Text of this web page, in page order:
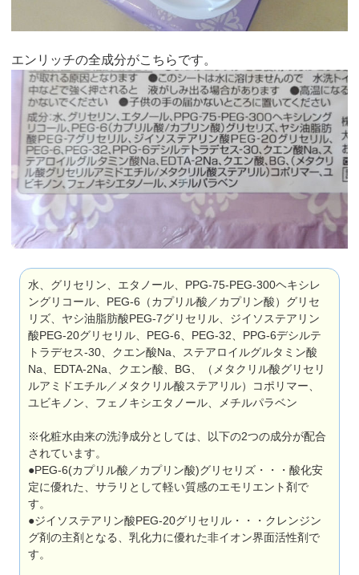
エンリッチの全成分がこちらです。
水、グリセリン、エタノール、PPG-75-PEG-300ヘキシレ
ングリコール、PEG-6（カプリル酸／カプリン酸）グリセ
リズ、ヤシ油脂肪酸PEG-7グリセリル、ジイソステアリン
酸PEG-20グリセリル、PEG-6、PEG-32、PPG-6デシルテ
トラデセス-30、クエン酸Na、ステアロイルグルタミン酸
Na、EDTA-2Na、クエン酸、BG、（メタクリル酸グリセリ
ルアミドエチル／メタクリル酸ステアリル）コポリマー、
ユビキノン、フェノキシエタノール、メチルパラベン
※化粧水由来の洗浄成分としては、以下の2つの成分が配合
されています。
●PEG-6(カプリル酸／カプリン酸)グリセリズ・・・酸化安
定に優れた、サラリとして軽い質感のエモリエント剤で
す。
●ジイソステアリン酸PEG-20グリセリル・・・クレンジン
グ剤の主剤となる、乳化力に優れた非イオン界面活性剤で
す。